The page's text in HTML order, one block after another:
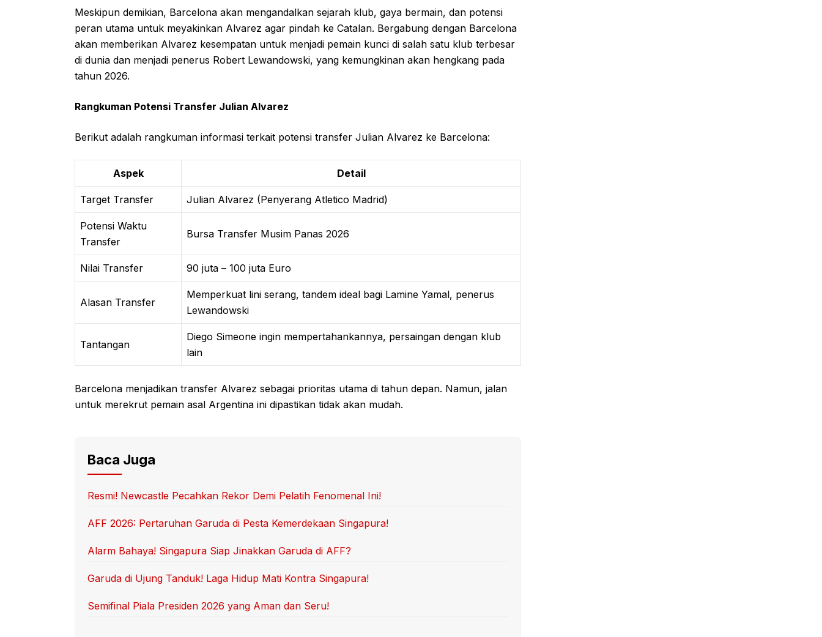
Meskipun demikian, Barcelona akan mengandalkan sejarah klub, gaya bermain, dan potensi
peran utama untuk meyakinkan Alvarez agar pindah ke Catalan. Bergabung dengan Barcelona
akan memberikan Alvarez kesempatan untuk menjadi pemain kunci di salah satu klub terbesar
di dunia dan menjadi penerus Robert Lewandowski, yang kemungkinan akan hengkang pada
tahun 2026.
Rangkuman Potensi Transfer Julian Alvarez
Berikut adalah rangkuman informasi terkait potensi transfer Julian Alvarez ke Barcelona:
Aspek Detail
Target Transfer Julian Alvarez (Penyerang Atletico Madrid)
Potensi Waktu
Transfer
Bursa Transfer Musim Panas 2026
Nilai Transfer 90 juta – 100 juta Euro
Alasan Transfer
Memperkuat lini serang, tandem ideal bagi Lamine Yamal, penerus
Lewandowski
Tantangan
Diego Simeone ingin mempertahankannya, persaingan dengan klub
lain
Barcelona menjadikan transfer Alvarez sebagai prioritas utama di tahun depan. Namun, jalan
untuk merekrut pemain asal Argentina ini dipastikan tidak akan mudah.
Baca Juga
Resmi! Newcastle Pecahkan Rekor Demi Pelatih Fenomenal Ini!
AFF 2026: Pertaruhan Garuda di Pesta Kemerdekaan Singapura!
Alarm Bahaya! Singapura Siap Jinakkan Garuda di AFF?
Garuda di Ujung Tanduk! Laga Hidup Mati Kontra Singapura!
Semifinal Piala Presiden 2026 yang Aman dan Seru!